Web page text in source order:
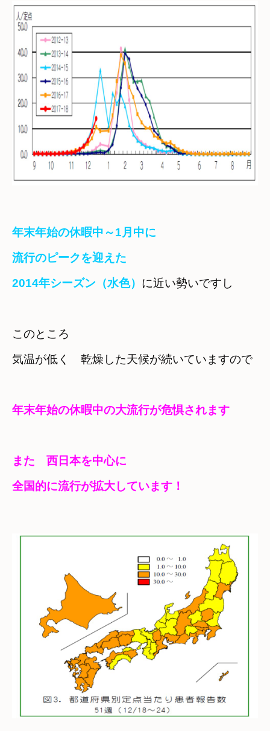
年末年始の休暇中～1月中に
流行のピークを迎えた
2014年シーズン（水色） に近い勢いですし
このところ
気温が低く　乾燥した天候が続いていますので
年末年始の休暇中の大流行が危惧されます
また　西日本を中心に
全国的に流行が拡大しています！